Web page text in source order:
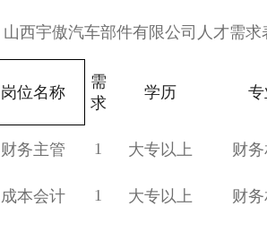
山西宇傲汽车部件有限公司人才需求
岗位名称
需
求
学历
财务主管 1 大专以上 财
成本会计 1 大专以上 财